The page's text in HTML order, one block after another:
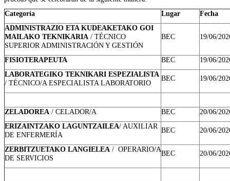
Categoría
Lugar
Fecha
ADMINISTRAZIO ETA KUDEAKETAKO GOI
MAILAKO TEKNIKARIA / TÉCNICO
SUPERIOR ADMINISTRACIÓN Y GESTIÓN
BEC 19/06/
FISIOTERAPEUTA BEC
19/06/
LABORATEGIKO TEKNIKARI ESPEZIALISTA
/ TÉCNICO/A ESPECIALISTA LABORATORIO
BEC 19/06/
ZELADOREA / CELADOR/A BEC
20/06/
ERIZAINTZAKO LAGUNTZAILEA/ AUXILIAR
DE ENFERMERÍA
BEC 20/06/
ZERBITZUETAKO LANGIELEA / OPERARIO/A
DE SERVICIOS
BEC 20/06/